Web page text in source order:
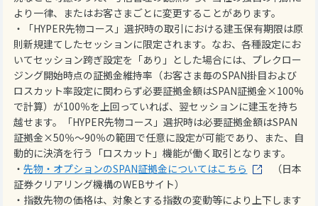
より一律、またはお客さまごとに変更することがあります。
・「HYPER先物コース」選択時の取引における建玉保有期限は原
則新規建てしたセッションに限定されます。なお、各種設定にお
いてセッション跨ぎ設定を「あり」とした場合には、プレクロー
ジング開始時点の証拠金維持率（お客さま毎のSPAN掛目および
ロスカット率設定に関わらず必要証拠金額はSPAN証拠金×100%
で計算）が100％を上回っていれば、翌セッションに建玉を持ち
越せます。「HYPER先物コース」選択時は必要証拠金額はSPAN
証拠金×50％～90％の範囲で任意に設定が可能であり、また、自
動的に決済を行う「ロスカット」機能が働く取引となります。
・先物・オプションのSPAN証拠金についてはこちら
（日本
証券クリアリング機構のWEBサイト）
・指数先物の価格は、対象とする指数の変動等により上下します